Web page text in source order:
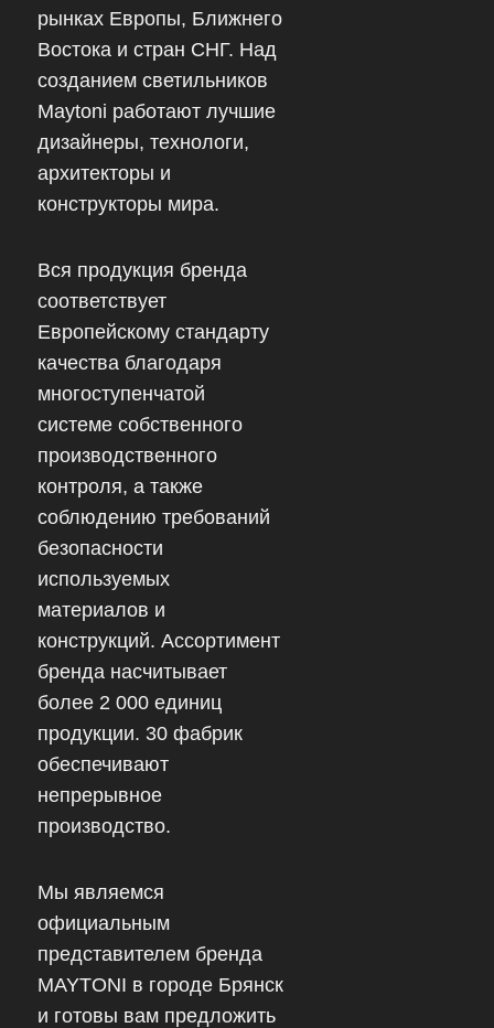
рынках Европы, Ближнего
Востока и стран СНГ. Над
созданием светильников
Maytoni работают лучшие
дизайнеры, технологи,
архитекторы и
конструкторы мира.
Вся продукция бренда
соответствует
Европейскому стандарту
качества благодаря
многоступенчатой
системе собственного
производственного
контроля, а также
соблюдению требований
безопасности
используемых
материалов и
конструкций. Ассортимент
бренда насчитывает
более 2 000 единиц
продукции. 30 фабрик
обеспечивают
непрерывное
производство.
Мы являемся
официальным
представителем бренда
MAYTONI в городе Брянск
и готовы вам предложить